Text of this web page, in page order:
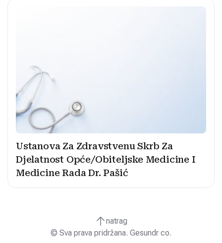
Ustanova Za Zdravstvenu Skrb Za
Djelatnost Opće/Obiteljske Medicine I
Medicine Rada Dr. Pašić
natrag
© Sva prava pridržana. Gesundr co.